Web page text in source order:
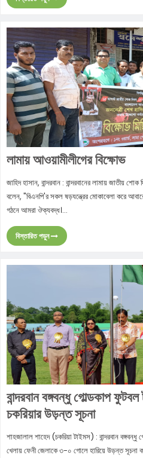
লামায় আওয়ামীলীগের বিক্ষোভ
জাহিদ হাসান, বান্দরবান : বান্দরবানের লামায় জাতীয়
বলেন, "বিএনপি'র সকল ষড়যন্ত্রের মোকাবেলা করে
গঠনে আমরা ঔক্যবদ্ধ।...
বিস্তারিত পড়ুন
বান্দরবান বঙ্গবন্ধু গোল্ডকাপ ফুটবল
চকরিয়ার উড়ন্ত সূচনা
শাহজালাল শাহেদ (চকরিয়া টাইমস) : বান্দরবান
খেলায় ফেনী জেলাকে ৩-০ গোলে হারিয়ে উড়ন্ত সূচনা